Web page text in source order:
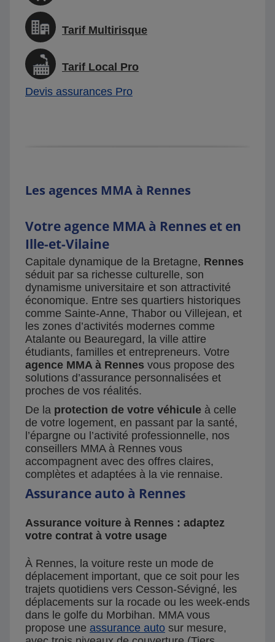
Tarif Multirisque
Tarif Local Pro
Devis assurances Pro
Les agences MMA à Rennes
Votre agence MMA à Rennes et en
Ille-et-Vilaine
Capitale dynamique de la Bretagne, Rennes
séduit par sa richesse culturelle, son
dynamisme universitaire et son attractivité
économique. Entre ses quartiers historiques
comme Sainte-Anne, Thabor ou Villejean, et
les zones d’activités modernes comme
Atalante ou Beauregard, la ville attire
étudiants, familles et entrepreneurs. Votre
agence MMA à Rennes vous propose des
solutions d’assurance personnalisées et
proches de vos réalités.
De la protection de votre véhicule à celle
de votre logement, en passant par la santé,
l’épargne ou l’activité professionnelle, nos
conseillers MMA à Rennes vous
accompagnent avec des offres claires,
complètes et adaptées à la vie rennaise.
Assurance auto à Rennes
Assurance voiture à Rennes : adaptez
votre contrat à votre usage
À Rennes, la voiture reste un mode de
déplacement important, que ce soit pour les
trajets quotidiens vers Cesson-Sévigné, les
déplacements sur la rocade ou les week-ends
dans le golfe du Morbihan. MMA vous
propose une assurance auto sur mesure,